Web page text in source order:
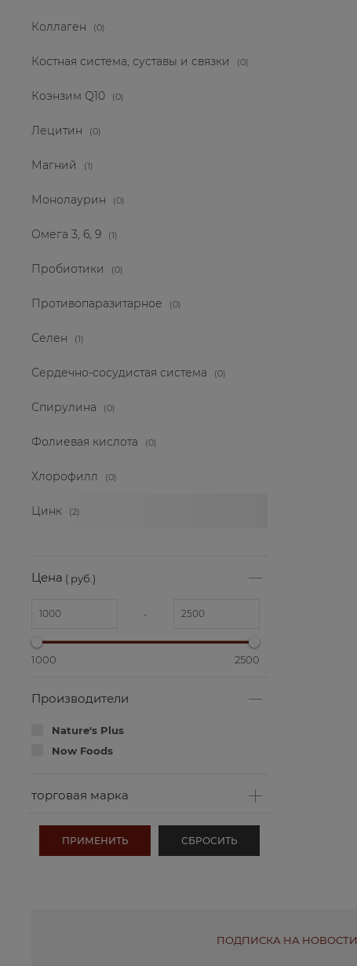
Коллаген (0)
Костная система, суставы и связки (0)
Коэнзим Q10 (0)
Лецитин (0)
Магний (1)
Монолаурин (0)
Омега 3, 6, 9 (1)
Пробиотики (0)
Противопаразитарное (0)
Селен (1)
Сердечно-сосудистая система (0)
Спирулина (0)
Фолиевая кислота (0)
Хлорофилл (0)
Цинк (2)
Цена ( руб.)
-
1000 2500
Производители
Nature's Plus
Now Foods
торговая марка
ПОДПИСКА НА НОВОСТИ